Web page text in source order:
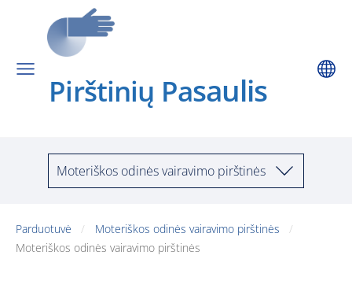
Pirštinių Pasaulis
Moteriškos odinės vairavimo pirštinės
Parduotuvė
Moteriškos odinės vairavimo pirštinės
Moteriškos odinės vairavimo pirštinės